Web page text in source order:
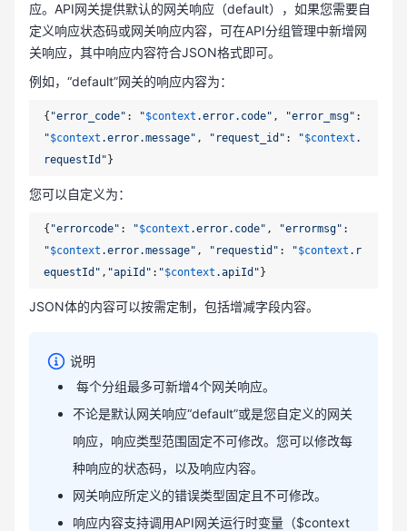
应。API网关提供默认的网关响应（default），如果您需要自
定义响应状态码或网关响应内容，可在API分组管理中新增网
关响应，其中响应内容符合JSON格式即可。
例如，“default”网关的响应内容为：
{ "error_code" : "$context .error.code" , "error_msg"
"$context .error.message" , "request_id" : "$context .
requestId"
您可以自定义为：
{ "errorcode" : "$context .error.code" , "errormsg"
"$context .error.message" , "requestid" : "$context .r
equestId" , "apiId" : "$context .apiId"
JSON体的内容可以按需定制，包括增减字段内容。
说明
每个分组最多可新增4个网关响应。
不论是默认网关响应“default”或是您自定义的网关
响应，响应类型范围固定不可修改。您可以修改每
种响应的状态码，以及响应内容。
网关响应所定义的错误类型固定且不可修改。
响应内容支持调用API网关运行时变量（$context